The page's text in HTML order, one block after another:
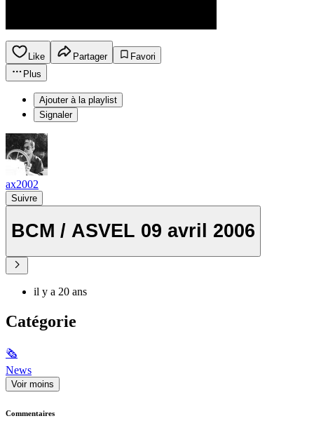
Like Partager
Favori
Plus
Ajouter à la playlist
Signaler
ax2002
Suivre
BCM / ASVEL 09 avril 2006
il y a 20 ans
Catégorie
🗞
News
Voir moins
Commentaires